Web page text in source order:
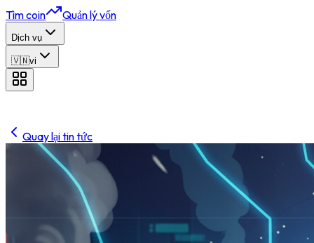
Tìm coin Quản lý vốn
Dịch vụ
🇻🇳vi
Quay lại tin tức